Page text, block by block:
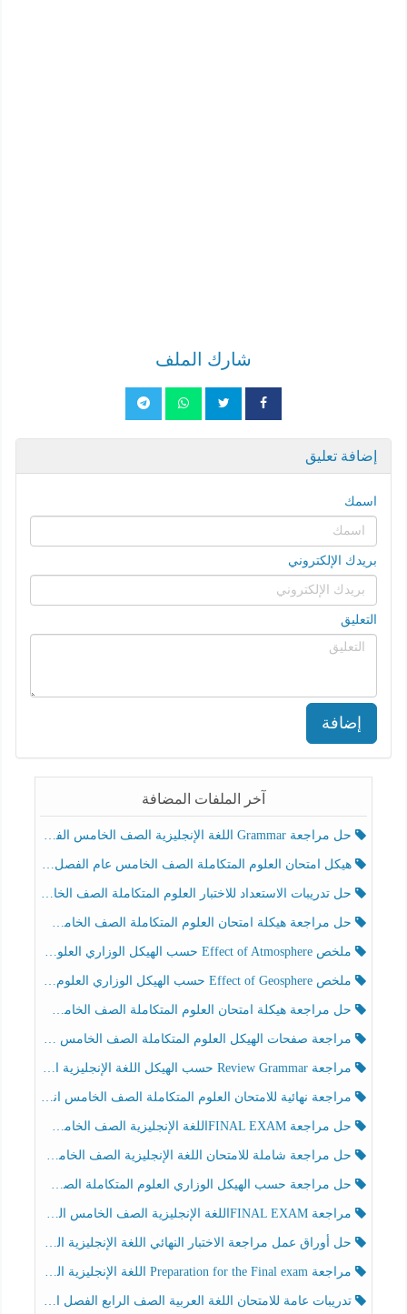
شارك الملف
إضافة تعليق
اسمك
بريدك الإلكتروني
التعليق
إضافة
آخر الملفات المضافة
حل مراجعة Grammar اللغة الإنجليزية الصف الخامس الفصل الثالث
هيكل امتحان العلوم المتكاملة الصف الخامس عام الفصل الدراسي الثالث 2025-2026
حل تدريبات الاستعداد للاختبار العلوم المتكاملة الصف الخامس عام الفصل الثالث
حل مراجعة هيكلة امتحان العلوم المتكاملة الصف الخامس انسبير الفصل الثالث
ملخص Effect of Atmosphere حسب الهيكل الوزاري العلوم المتكاملة الصف الخامس انسبير الفصل الثالث
ملخص Effect of Geosphere حسب الهيكل الوزاري العلوم المتكاملة الصف الخامس انسبير الفصل الثالث
حل مراجعة هيكلة امتحان العلوم المتكاملة الصف الخامس عام الفصل الثالث
مراجعة صفحات الهيكل العلوم المتكاملة الصف الخامس انسبير الفصل الثالث
مراجعة Review Grammar حسب الهيكل اللغة الإنجليزية الصف الخامس الفصل الثالث
مراجعة نهائية للامتحان العلوم المتكاملة الصف الخامس انسبير الفصل الثالث
حل مراجعة FINAL EXAMاللغة الإنجليزية الصف الخامس الفصل الثالث
حل مراجعة شاملة للامتحان اللغة الإنجليزية الصف الخامس الفصل الثالث
حل مراجعة حسب الهيكل الوزاري العلوم المتكاملة الصف الخامس عام الفصل الثالث
مراجعة FINAL EXAMاللغة الإنجليزية الصف الخامس الفصل الثالث
حل أوراق عمل مراجعة الاختبار النهائي اللغة الإنجليزية الصف الرابع الفصل الثالث
مراجعة Preparation for the Final exam اللغة الإنجليزية الصف الرابع الفصل الثالث
تدريبات عامة للامتحان اللغة العربية الصف الرابع الفصل الثالث